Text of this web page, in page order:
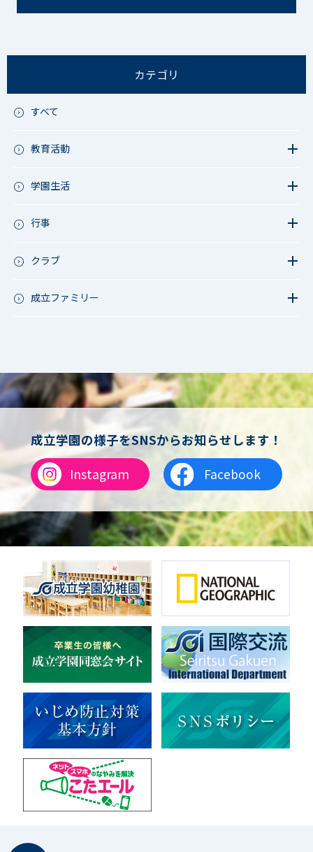
カテゴリ
すべて
教育活動
教育活動（高校）
アース・プロジェクト
学園生活
今日の1枚～ｸﾗｽ&ｸﾗﾌﾞ編～
行事
成立祭（文化祭）
クラブ
軟式野球
女子バスケットボール
男女バスケットボール（中学）
男子バドミントン
女子バドミントン
チアリーディング
総合格闘技
合気道
女子テニス
男子バレーボール
体操
ダンス
英会話
音楽（コーラス）
地域ボランティア
美術
マルチメディア
ライフワーク
新日本芸能
宇宙探究
赤門倶楽部
成立ファミリー
成立学園の様子をSNSからお知らせします！
Instagram
Facebook